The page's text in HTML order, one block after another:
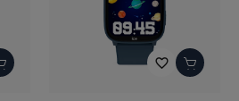
favorite_border